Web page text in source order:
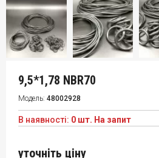
9,5*1,78 NBR70
Модель: 48002928
В наявності: 0 шт. На запит
уточніть ціну